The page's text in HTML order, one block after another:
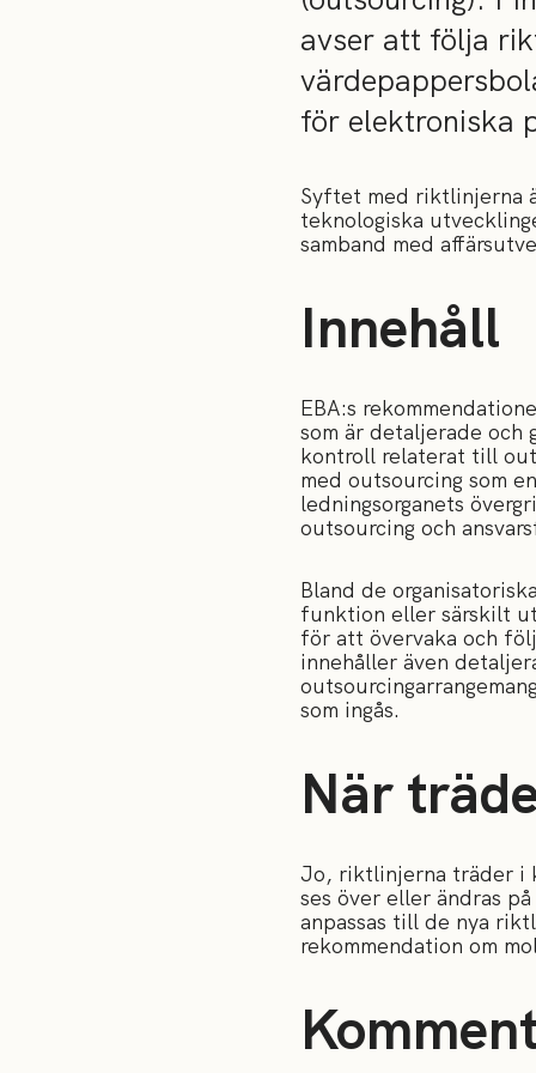
avser att följa
för elektroniska
Syftet med riktlinjerna
teknologiska
samband med
Innehåll
EBA:s
som är detaljerade och
kontroll relaterat till
med outsourcing som
ledningsorganets
outsourcing och
Bland de
funktion eller särskilt
för att övervaka och
innehåller även
som ingås.
När
Jo, riktlinjerna träder i
ses över eller ändras
anpassas till de nya
rekommendation om